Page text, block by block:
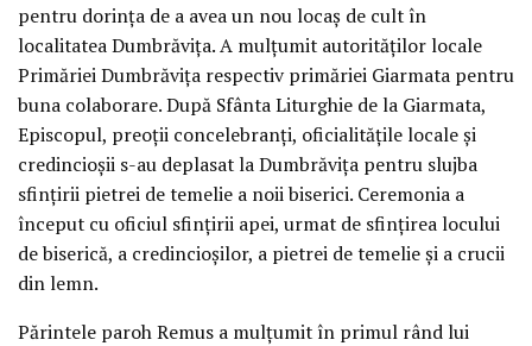
pentru dorinţa de a avea un nou locaş de cult în
localitatea Dumbrăviţa. A mulţumit autorităţilor locale
Primăriei Dumbrăviţa respectiv primăriei Giarmata pentru
buna colaborare. După Sfânta Liturghie de la Giarmata,
Episcopul, preoţii concelebranţi, oficialităţile locale şi
credincioşii s-au deplasat la Dumbrăviţa pentru slujba
sfinţirii pietrei de temelie a noii biserici. Ceremonia a
început cu oficiul sfinţirii apei, urmat de sfinţirea locului
de biserică, a credincioşilor, a pietrei de temelie şi a crucii
din lemn.
Părintele paroh Remus a mulţumit în primul rând lui